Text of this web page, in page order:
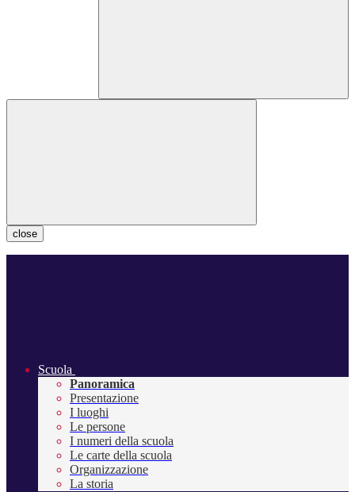
close
Scuola
Panoramica
Presentazione
I luoghi
Le persone
I numeri della scuola
Le carte della scuola
Organizzazione
La storia